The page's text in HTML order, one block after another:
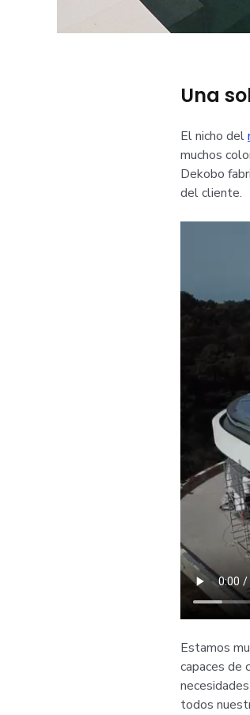
Una
El nicho del
muchos
Dekobo
del cliente.
Estamos
capaces de
todos